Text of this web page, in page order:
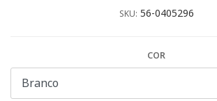
SKU: 56-0405296
COR